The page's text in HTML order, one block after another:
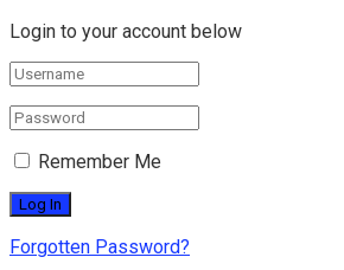
Login to your account below
Remember Me
Forgotten Password?